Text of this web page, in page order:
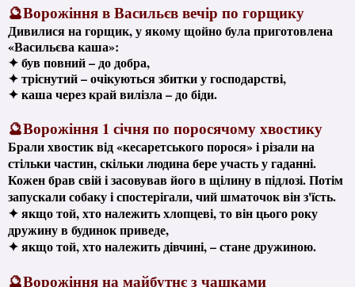
🔮Ворожіння в Васильєв вечір по горщику
Дивилися на горщик, у якому щойно була приготовлена ​​
«Васильєва каша»:
✦ був повний – до добра,
✦ тріснутий – очікуються збитки у господарстві,
✦ каша через край вилізла – до біди.
🔮Ворожіння 1 січня по поросячому хвостику
Брали хвостик від «кесаретського порося» і різали на
стільки частин, скільки людина бере участь у гаданні.
Кожен брав свій і засовував його в щілину в підлозі. Потім
запускали собаку і спостерігали, чий шматочок він з'їсть.
✦ якщо той, хто належить хлопцеві, то він цього року
дружину в будинок приведе,
✦ якщо той, хто належить дівчині, – стане дружиною.
🔮Ворожіння на майбутнє з чашками